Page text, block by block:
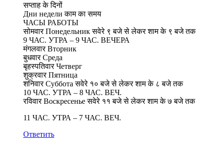
सप्ताह के दिनों
Дни недели काम का समय
ЧАСЫ РАБОТЫ
सोमवार Понедельник सवेरे ९ बजे से लेकर शाम के ९ बजे तक
9 ЧАС. УТРА – 9 ЧАС. ВЕЧЕРА
मंगलवार Вторник
बुधवार Среда
बृहस्पतिवार Четверг
शुक्रवार Пятница
शनिवार Суббота सवेरे १० बजे से लेकर शाम के ८ बजे तक
10 ЧАС. УТРА – 8 ЧАС. ВЕЧ.
रविवार Воскресенье सवेरे ११ बजे से लेकर शाम के ७ बजे तक
11 ЧАС. УТРА – 7 ЧАС. ВЕЧ.
Ответить